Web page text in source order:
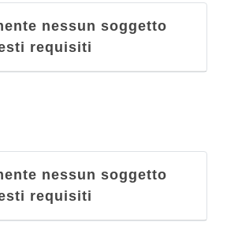
nessun soggetto
requisiti
nessun soggetto
requisiti